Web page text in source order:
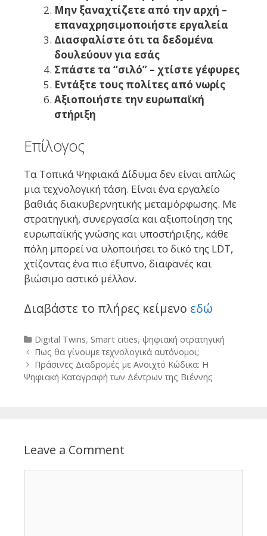
Μην ξαναχτίζετε από την αρχή –
επαναχρησιμοποιήστε εργαλεία
Διασφαλίστε ότι τα δεδομένα
δουλεύουν για εσάς
Σπάστε τα “σιλό” – χτίστε γέφυρες
Εντάξτε τους πολίτες από νωρίς
Αξιοποιήστε την ευρωπαϊκή
στήριξη
Επίλογος
Τα Τοπικά Ψηφιακά Δίδυμα δεν είναι απλώς
μια τεχνολογική τάση. Είναι ένα εργαλείο
βαθιάς διακυβερνητικής μεταμόρφωσης. Με
στρατηγική, συνεργασία και αξιοποίηση της
ευρωπαϊκής γνώσης και υποστήριξης, κάθε
πόλη μπορεί να υλοποιήσει το δικό της LDT,
χτίζοντας ένα πιο έξυπνο, διαφανές και
βιώσιμο αστικό μέλλον.
Διαβάστε το πλήρες κείμενο εδώ
Categories
Digital Twins, Smart cities, ψηφιακή στρατηγική
Post
navigation
Πως θα γίνουμε τεχνολογικά αυτόνομοι;
Πράσινες Διαδρομές με Ανοιχτό Κώδικα: Η
Ψηφιακή Καταγραφή των Δέντρων της Βιέννης
Leave a Comment